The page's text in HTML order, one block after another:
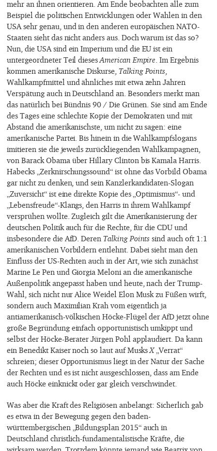
mehr an ihnen orientieren. Am Ende beobachten alle zum
Beispiel die politischen Entwicklungen oder Wahlen in den
USA sehr genau, und in den anderen europäischen NATO-
Staaten sieht das nicht anders aus. Doch warum ist das so?
Nun, die USA sind ein Imperium und die EU ist ein
untergeordneter Teil diesesAmerican Empire. Im Ergebnis
kommen amerikanische Diskurse, Talking Points,
Wahlkampfmittel und ähnliches mit etwa zehn Jahren
Verspätung auch in Deutschland an. Besonders merkt man
das natürlich bei Bündnis 90 / Die Grünen. Sie sind am Ende
des Tages eine schlechte Kopie der Demokraten und mit
Abstand die amerikanischste, um nicht zu sagen: eine
amerikanische Partei. Bis hinein in die Wahlkampfslogans
imitieren sie die jeweils zurückliegenden Wahlkampagnen,
von Barack Obama über Hillary Clinton bis Kamala Harris.
Habecks „Zerknirschungssound“ ist ohne das Vorbild Obama
gar nicht zu denken, und sein Kanzlerkandidaten-Slogan
„Zuversicht“ ist eine direkte Kopie des „Optimismus“- und
„Lebensfreude“-Klangs, den Harris in ihrem Wahlkampf
versprühen wollte. Zugleich gilt die Amerikanisierung der
deutschen Politik auch für die Rechte, für die CDU und
insbesondere die AfD. DerenTalking Points sind auch oft 1:1
amerikanischen Vorbildern entlehnt. Dabei sieht man den
Einfluss der US-Rechten auch in der Art, wie sich zunächst
Marine Le Pen und Giorgia Meloni an die amerikanische
Außenpolitik angepasst haben und heute, nach der Trump-
Wahl, sich nicht nur Alice Weidel Elon Musk zu Füßen wirft,
sondern auch Maximilian Krah vom eigentlich ja
antiamerikanisch-völkischen Höcke-Flügel der AfD jetzt ohne
große Begründung einfach opportunistisch umkippt und
selbst der Höcke-Berater Jürgen Pohl applaudiert. Da kann
ein Benedikt Kaiser noch so laut auf MusksX„Verrat“
schreien; dieser Opportunismus liegt in der Natur der Sache
der Rechten und es ist nicht ausgeschlossen, dass am Ende
auch Höcke einknickt oder gar gleich verschwindet.
Was aber die Kraft des Religiösen anbelangt: Sicherlich gab
es etwa in der Bewegung gegen den baden-
württembergischen „Bildungsplan 2015“ auch in
Deutschland christlich-fundamentalistische Kräfte, die